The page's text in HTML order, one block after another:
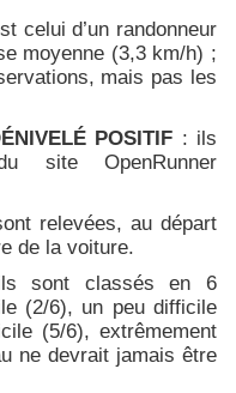
celui d’un randonneur
moyenne (3,3 km/h) ;
mais pas les
POSITIF : ils
site OpenRunner
relevées, au départ
de la voiture.
sont classés en 6
(2/6), un peu difficile
(5/6), extrêmement
ne devrait jamais être